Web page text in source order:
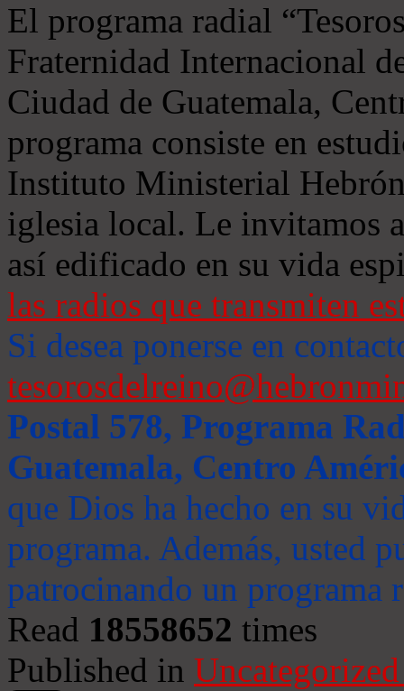
El programa radial
Fraternidad Internacional
Ciudad de Guatemala,
programa consiste en
Instituto Ministerial
iglesia local. Le invitamos
así edificado en su vida
las radios que transmiten
Si desea ponerse en
Postal 578, Programa
Guatemala, Centro
que Dios ha hecho en su
programa. Además, usted
patrocinando un programa
Read 18558652 times
Published in